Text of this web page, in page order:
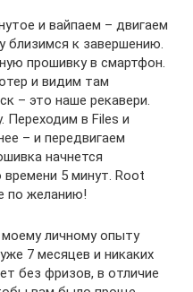
и вайпаем – двигаем
близимся к завершению.
прошивку в смартфон.
и видим там
– это наше рекавери.
Переходим в Files и
– и передвигаем
начнется
5 минут. Root
по желанию!
личному опыту
7 месяцев и никаких
без фризов, в отличие